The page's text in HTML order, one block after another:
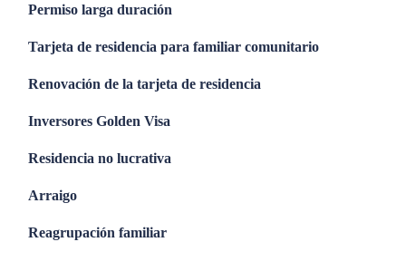
Permiso larga duración
Tarjeta de residencia para familiar comunitario
Renovación de la tarjeta de residencia
Inversores Golden Visa
Residencia no lucrativa
Arraigo
Reagrupación familiar